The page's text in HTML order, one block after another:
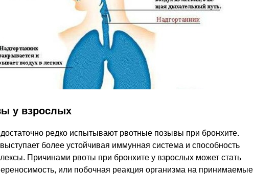
у взрослых
редко испытывают рвотные позывы при бронхите.
более устойчивая иммунная система и способность
Причинами рвоты при бронхите у взрослых может стать
или побочная реакция организма на принимаемые